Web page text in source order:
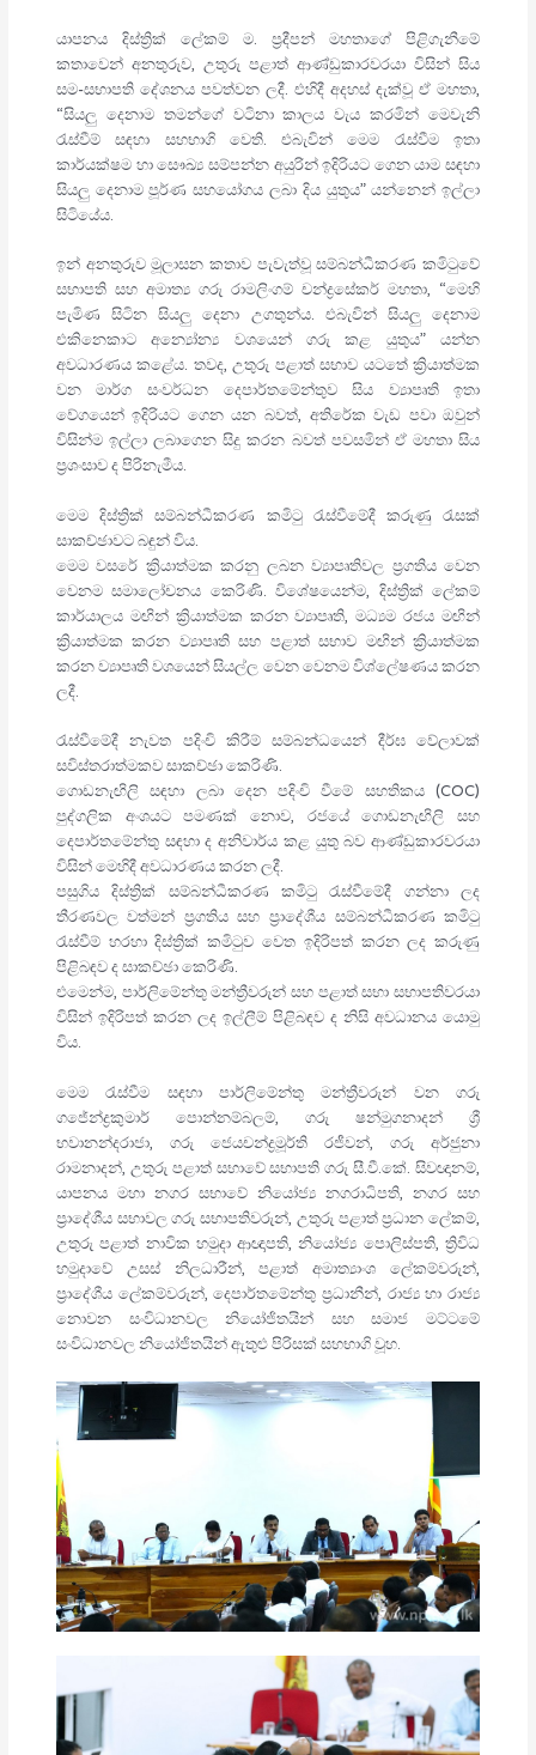
යාපනය දිස්ත්‍රික් ලේකම් ම. ප්‍රදීපන් මහතාගේ පිළිගැනීමේ
කතාවෙන් අනතුරුව, උතුරු පළාත් ආණ්ඩුකාරවරයා විසින් සිය
සම-සභාපති දේශනය පවත්වන ලදී. එහිදී අදහස් දැක්වූ ඒ මහතා,
“සියලු දෙනාම තමන්ගේ වටිනා කාලය වැය කරමින් මෙවැනි
රැස්වීම් සඳහා සහභාගි වෙති. එබැවින් මෙම රැස්වීම ඉතා
කාර්යක්ෂම හා සෞඛ්‍ය සම්පන්න අයුරින් ඉදිරියට ගෙන යාම සඳහා
සියලු දෙනාම පූර්ණ සහයෝගය ලබා දිය යුතුය” යන්නෙන් ඉල්ලා
සිටියේය.
ඉන් අනතුරුව මූලාසන කතාව පැවැත්වූ සම්බන්ධීකරණ කමිටුවේ
සභාපති සහ අමාත්‍ය ගරු රාමලිංගම් චන්ද්‍රසේකර් මහතා, “මෙහි
පැමිණ සිටින සියලු දෙනා උගතුන්ය. එබැවින් සියලු දෙනාම
එකිනෙකාට අන්‍යෝන්‍ය වශයෙන් ගරු කළ යුතුය” යන්න
අවධාරණය කළේය. තවද, උතුරු පළාත් සභාව යටතේ ක්‍රියාත්මක
වන මාර්ග සංවර්ධන දෙපාර්තමේන්තුව සිය ව්‍යාපෘති ඉතා
වේගයෙන් ඉදිරියට ගෙන යන බවත්, අතිරේක වැඩ පවා ඔවුන්
විසින්ම ඉල්ලා ලබාගෙන සිදු කරන බවත් පවසමින් ඒ මහතා සිය
ප්‍රශංසාව ද පිරිනැමීය.
මෙම දිස්ත්‍රික් සම්බන්ධීකරණ කමිටු රැස්වීමේදී කරුණු රැසක්
සාකච්ඡාවට බඳුන් විය.
මෙම වසරේ ක්‍රියාත්මක කරනු ලබන ව්‍යාපෘතිවල ප්‍රගතිය වෙන
වෙනම සමාලෝචනය කෙරිණි. විශේෂයෙන්ම, දිස්ත්‍රික් ලේකම්
කාර්යාලය මඟින් ක්‍රියාත්මක කරන ව්‍යාපෘති, මධ්‍යම රජය මඟින්
ක්‍රියාත්මක කරන ව්‍යාපෘති සහ පළාත් සභාව මඟින් ක්‍රියාත්මක
කරන ව්‍යාපෘති වශයෙන් සියල්ල වෙන වෙනම විශ්ලේෂණය කරන
ලදී.
රැස්වීමේදී නැවත පදිංචි කිරීම් සම්බන්ධයෙන් දීර්ඝ වේලාවක්
සවිස්තරාත්මකව සාකච්ඡා කෙරිණි.
ගොඩනැඟිලි සඳහා ලබා දෙන පදිංචි වීමේ සහතිකය (COC)
පුද්ගලික අංශයට පමණක් නොව, රජයේ ගොඩනැඟිලි සහ
දෙපාර්තමේන්තු සඳහා ද අනිවාර්ය කළ යුතු බව ආණ්ඩුකාරවරයා
විසින් මෙහිදී අවධාරණය කරන ලදී.
පසුගිය දිස්ත්‍රික් සම්බන්ධීකරණ කමිටු රැස්වීමේදී ගන්නා ලද
තීරණවල වත්මන් ප්‍රගතිය සහ ප්‍රාදේශීය සම්බන්ධීකරණ කමිටු
රැස්වීම් හරහා දිස්ත්‍රික් කමිටුව වෙත ඉදිරිපත් කරන ලද කරුණු
පිළිබඳව ද සාකච්ඡා කෙරිණි.
එමෙන්ම, පාර්ලිමේන්තු මන්ත්‍රීවරුන් සහ පළාත් සභා සභාපතිවරයා
විසින් ඉදිරිපත් කරන ලද ඉල්ලීම් පිළිබඳව ද නිසි අවධානය යොමු
විය.
මෙම රැස්වීම සඳහා පාර්ලිමේන්තු මන්ත්‍රීවරුන් වන ගරු
ගජේන්ද්‍රකුමාර් පොන්නම්බලම්, ගරු ෂන්මුගනාදන් ශ්‍රී
භවානන්දරාජා, ගරු ජෙයචන්ද්‍රමූර්ති රජීවන්, ගරු අර්ජුනා
රාමනාදන්, උතුරු පළාත් සභාවේ සභාපති ගරු සී.වී.කේ. සිවඥානම්,
යාපනය මහා නගර සභාවේ නියෝජ්‍ය නගරාධිපති, නගර සහ
ප්‍රාදේශීය සභාවල ගරු සභාපතිවරුන්, උතුරු පළාත් ප්‍රධාන ලේකම්,
උතුරු පළාත් නාවික හමුදා ආඥාපති, නියෝජ්‍ය පොලිස්පති, ත්‍රිවිධ
හමුදාවේ උසස් නිලධාරීන්, පළාත් අමාත්‍යාංශ ලේකම්වරුන්,
ප්‍රාදේශීය ලේකම්වරුන්, දෙපාර්තමේන්තු ප්‍රධානීන්, රාජ්‍ය හා රාජ්‍ය
නොවන සංවිධානවල නියෝජිතයින් සහ සමාජ මට්ටමේ
සංවිධානවල නියෝජිතයින් ඇතුළු පිරිසක් සහභාගි වූහ.